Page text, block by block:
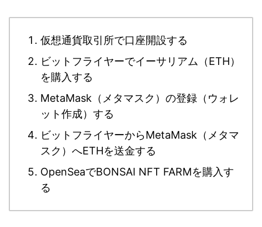
仮想通貨取引所で口座開設する
ビットフライヤーでイーサリアム（ETH）
を購入する
MetaMask（メタマスク）の登録（ウォレ
ット作成）する
ビットフライヤーからMetaMask（メタマ
スク）へETHを送金する
OpenSeaでBONSAI NFT FARMを購入す
る